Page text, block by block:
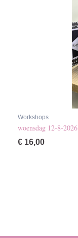
Workshops
woensdag 12-8-2026
€ 16,00